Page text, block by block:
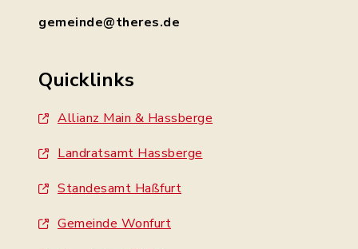
gemeinde@theres.de
Quicklinks
Allianz Main & Hassberge
Landratsamt Hassberge
Standesamt Haßfurt
Gemeinde Wonfurt